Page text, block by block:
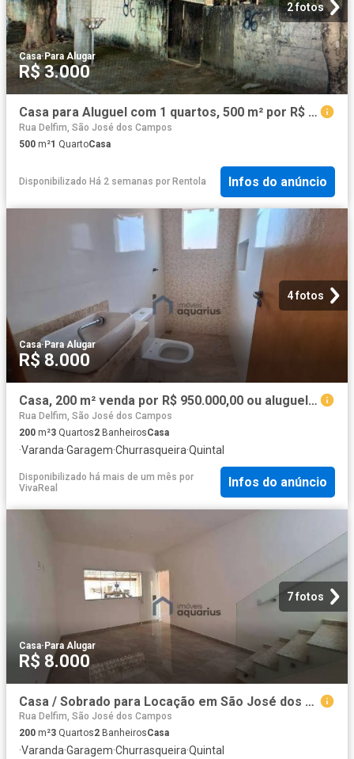
2 fotos
Casa·Para Alugar
R$ 3.000
Casa para Aluguel com 1 quartos, 500 m² por R$ 3.000
Rua Delfim, São José dos Campos
500 m²1 QuartoCasa
Disponibilizado Há 2 semanas por Rentola Infos do anúncio
4 fotos
Casa·Para Alugar
R$ 8.000
Casa, 200 m² venda por R$ 950.000,00 ou aluguel por R$ 8.100,01/mês Jardim das Indústrias São
Rua Delfim, São José dos Campos
200 m²3 Quartos2 BanheirosCasa
·Varanda·Garagem·Churrasqueira·Quintal
Disponibilizado há mais de um mês por
VivaReal
Infos do anúncio
7 fotos
Casa·Para Alugar
R$ 8.000
Casa / Sobrado para Locação em São José dos Campos/SP Jardim das Indústrias 3 Quartos
Rua Delfim, São José dos Campos
200 m²3 Quartos2 BanheirosCasa
·Varanda·Garagem·Churrasqueira·Quintal